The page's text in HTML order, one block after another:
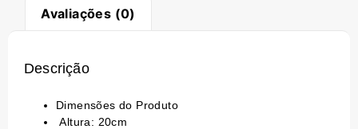
Avaliações (0)
Descrição
Dimensões do Produto
Altura: 20cm